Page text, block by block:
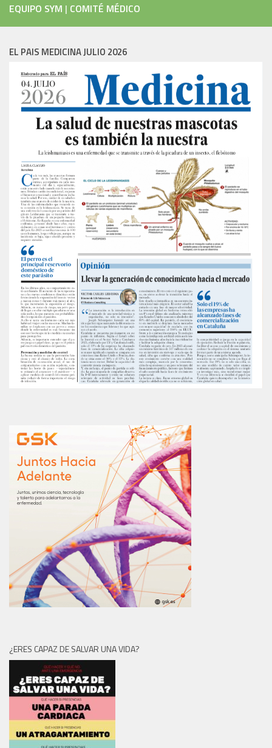
EQUIPO SYM | COMITÉ MÉDICO
EL PAIS MEDICINA JULIO 2026
¿ERES CAPAZ DE SALVAR UNA VIDA?